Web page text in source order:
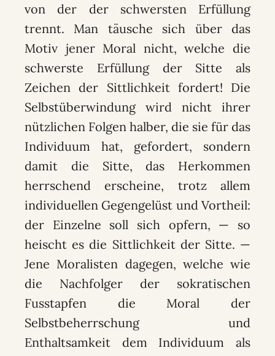
von der der schwersten Erfüllung
trennt. Man täusche sich über das
Motiv jener Moral nicht, welche die
schwerste Erfüllung der Sitte als
Zeichen der Sittlichkeit fordert! Die
Selbstüberwindung wird nicht ihrer
nützlichen Folgen halber, die sie für das
Individuum hat, gefordert, sondern
damit die Sitte, das Herkommen
herrschend erscheine, trotz allem
individuellen Gegengelüst und Vortheil:
der Einzelne soll sich opfern, — so
heischt es die Sittlichkeit der Sitte. —
Jene Moralisten dagegen, welche wie
die Nachfolger der sokratischen
Fusstapfen die Moral der
Selbstbeherrschung und
Enthaltsamkeit dem Individuum als